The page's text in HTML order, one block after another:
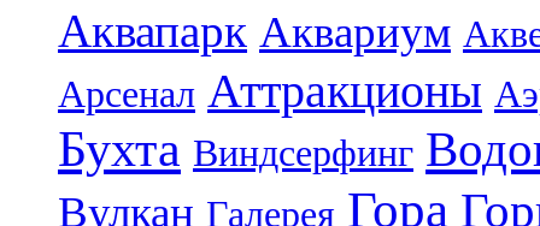
Аквапарк Аквариум
Арсенал Аттракционы
Бухта Виндсерфинг
Вулкан Галерея Гора